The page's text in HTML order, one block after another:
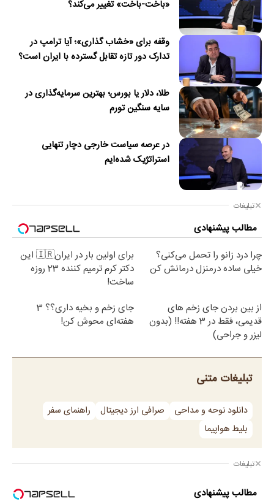
«باخت-باخت» تغییر می‌کند؟
وقفه برای «خشاب گذاری»؛ آیا ترامپ در
تدارک دور تازه تقابل گسترده با ایران است؟
طلا، دلار یا بورس؛ بهترین سرمایه‌گذاری در
سایه سنگین تورم
در عرصه سیاست خارجی دچار تنهایی
استراتژیک شده‌ایم
تبلیغات
مطالب پیشنهادی
چرا درد زانو را تحمل می‌کنی؟
خیلی ساده درمنزل درمانش کن
برای اولین بار در ایران🇮🇷 این
دکتر کرم ترمیم کننده 23 روزه
ساخت!
از بین بردن جای زخم های
قدیمی، فقط در 3 هفته!! (بدون
لیزر و جراحی)
جای زخم و بخیه داری؟؟ 3
هفته‌ای محوش کن!
تبلیغات متنی
دانلود نوحه و مداحی صرافی ارز دیجیتال
راهنمای سفر
بلیط هواپیما
تبلیغات
مطالب پیشنهادی